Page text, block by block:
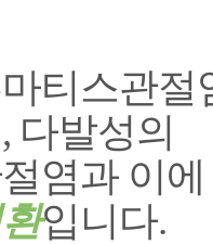
티스관절
다발성의
염과 이
입니다.